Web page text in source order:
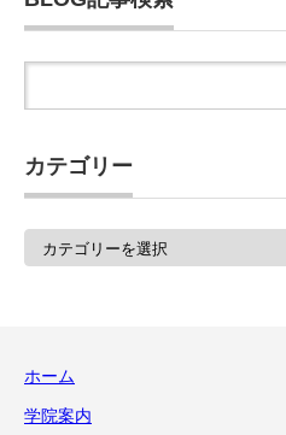
カテゴリー
ホーム
学院案内